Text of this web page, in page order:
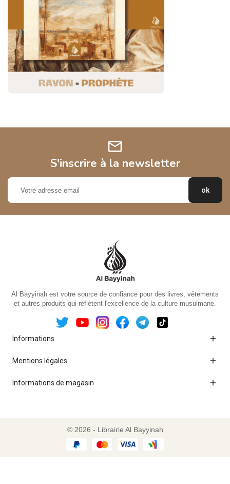
mail
S'inscrire à la newsletter
Al Bayyinah est votre source de confiance pour des livres, vêtements
et autres produits qui reflètent l'excellence de la culture musulmane.
Informations 
Mentions légales 
Informations de magasin 
© 2026 - Librairie Al Bayyinah